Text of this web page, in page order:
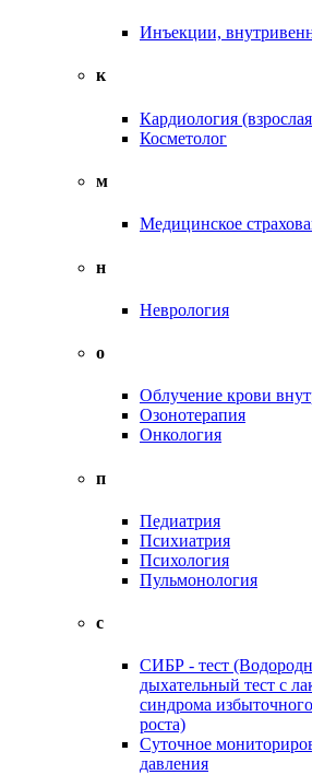
Инъекции,
к
Кардиология
Косметолог
м
Медицинское
н
Неврология
о
Облучение крови
Озонотерапия
Онкология
п
Педиатрия
Психиатрия
Психология
Пульмонология
с
СИБР - тест
дыхательный тест с
синдрома
роста)
Суточное
давления